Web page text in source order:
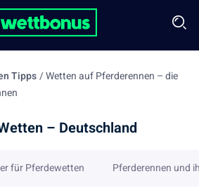
Tipps/Wetten auf Pferderennen – die
– Deutschland
für Pferdewetten Pferderennen und